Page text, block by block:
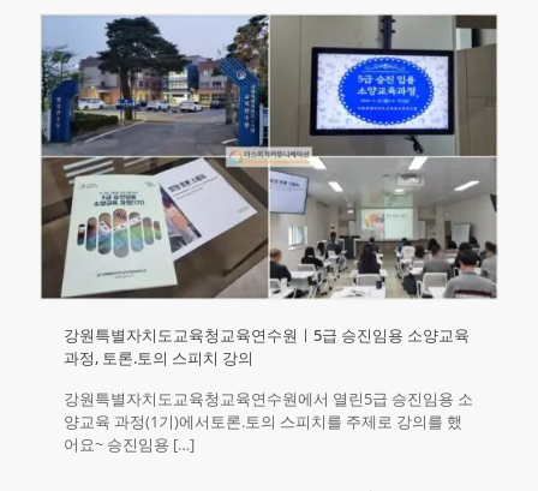
강원특별자치도교육청교육연수원ㅣ5급 승진임용 소양교육
과정, 토론.토의 스피치 강의
강원특별자치도교육청교육연수원에서 열린5급 승진임용 소
양교육 과정(1기)에서토론.토의 스피치를 주제로 강의를 했
어요~​ 승진임용 […]